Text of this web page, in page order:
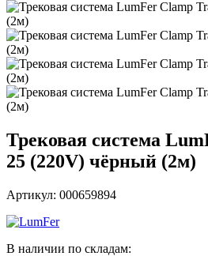
Трековая система
25 (220V) чёрный (2м)
Артикул: 000659894
В наличии по складам: